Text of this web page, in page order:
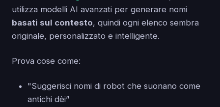
utilizza modelli AI avanzati per generare nomi
basati sul contesto, quindi ogni elenco sembra
originale, personalizzato e intelligente.
Prova cose come:
"Suggerisci nomi di robot che suonano come
antichi dèi”